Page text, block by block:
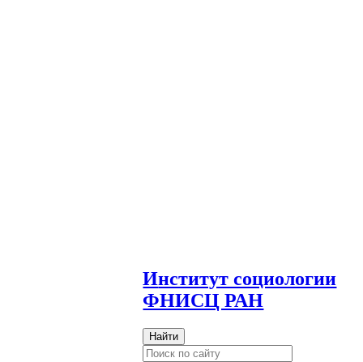
Институт социологии
ФНИСЦ РАН
Найти